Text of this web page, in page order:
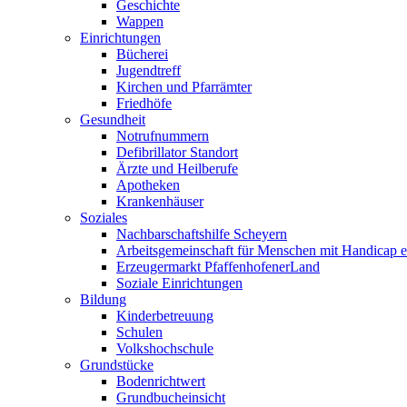
Geschichte
Wappen
Einrichtungen
Bücherei
Jugendtreff
Kirchen und Pfarrämter
Friedhöfe
Gesundheit
Notrufnummern
Defibrillator Standort
Ärzte und Heilberufe
Apotheken
Krankenhäuser
Soziales
Nachbarschaftshilfe Scheyern
Arbeitsgemeinschaft für Menschen mit Handicap
Erzeugermarkt PfaffenhofenerLand
Soziale Einrichtungen
Bildung
Kinderbetreuung
Schulen
Volkshochschule
Grundstücke
Bodenrichtwert
Grundbucheinsicht